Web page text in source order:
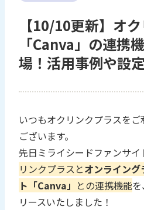
【10/10更新】オ
「Canva」の連携
場！活用事例や設
いつもオクリンクプラスを
ございます。
先日ミライシードファンサ
リンクプラスとオンライン
ト「Canva」 との連携機能
リースいたしました！